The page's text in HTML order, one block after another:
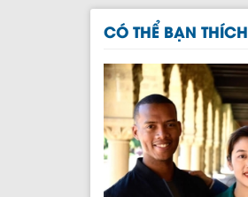
CÓ THỂ BẠN THÍCH